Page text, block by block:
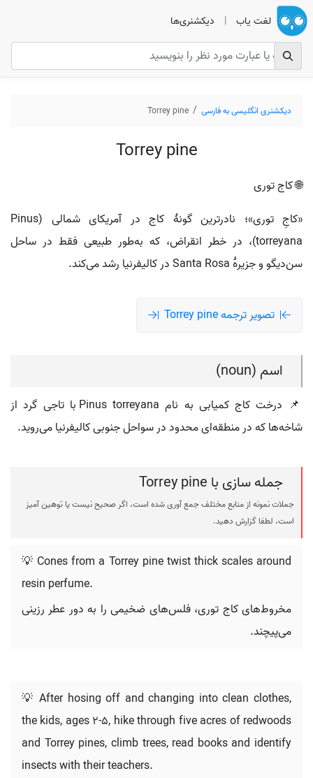
لغت یاب | دیکشنری‌ها
دیکشنری انگلیسی به فارسی Torrey pine
Torrey pine
🌐 کاج توری
«کاجِ توری»؛ نادرترین گونهٔ کاج در آمریکای شمالی (Pinus
torreyana)، در خطر انقراض، که به‌طور طبیعی فقط در ساحل
سن‌دیگو و جزیرهٔ Santa Rosa در کالیفرنیا رشد می‌کند.
تصویر ترجمه Torrey pine
اسم (noun)
📌 درخت کاج کمیابی به نام Pinus torreyana با تاجی گرد از
شاخه‌ها که در منطقه‌ای محدود در سواحل جنوبی کالیفرنیا می‌روید.
جمله سازی با Torrey pine
جملات نمونه از منابع مختلف جمع آوری شده است، اگر صحیح نیست یا توهین آمیز
است، لطفا گزارش دهید.
💡 Cones from a Torrey pine twist thick scales around
resin perfume.
مخروط‌های کاج توری، فلس‌های ضخیمی را به دور عطر رزینی
می‌پیچند.
💡 After hosing off and changing into clean clothes,
the kids, ages 2-5, hike through five acres of redwoods
and Torrey pines, climb trees, read books and identify
insects with their teachers.